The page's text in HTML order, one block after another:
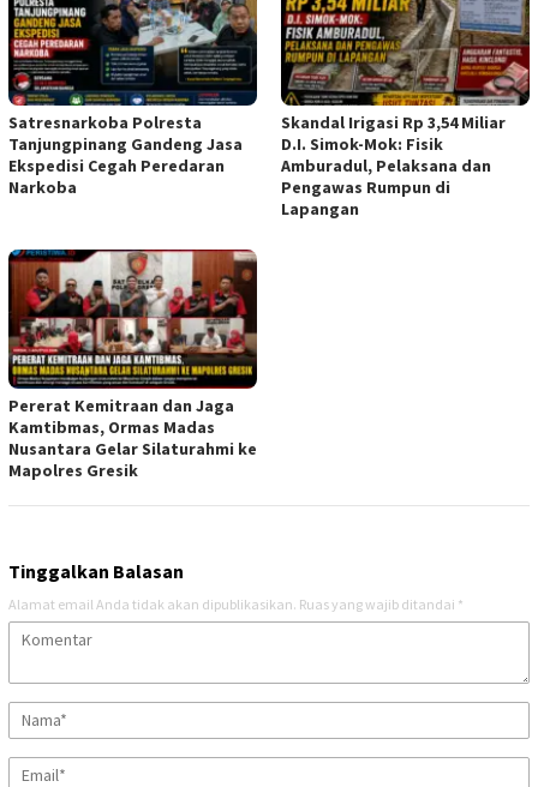
Satresnarkoba Polresta
Tanjungpinang Gandeng Jasa
Ekspedisi Cegah Peredaran
Narkoba
Skandal Irigasi Rp 3,54 Miliar
D.I. Simok-Mok: Fisik
Amburadul, Pelaksana dan
Pengawas Rumpun di
Lapangan
Pererat Kemitraan dan Jaga
Kamtibmas, Ormas Madas
Nusantara Gelar Silaturahmi ke
Mapolres Gresik
Tinggalkan Balasan
Alamat email Anda tidak akan dipublikasikan. Ruas yang wajib ditandai *